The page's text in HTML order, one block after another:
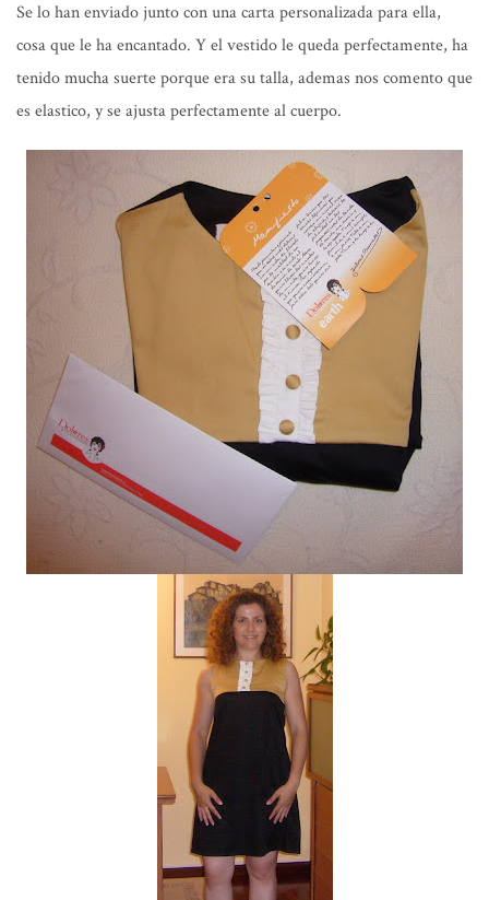
Se lo han enviado junto con una carta personalizada para ella,
cosa que le ha encantado. Y el vestido le queda perfectamente, ha
tenido mucha suerte porque era su talla, ademas nos comento que
es elastico, y se ajusta perfectamente al cuerpo.